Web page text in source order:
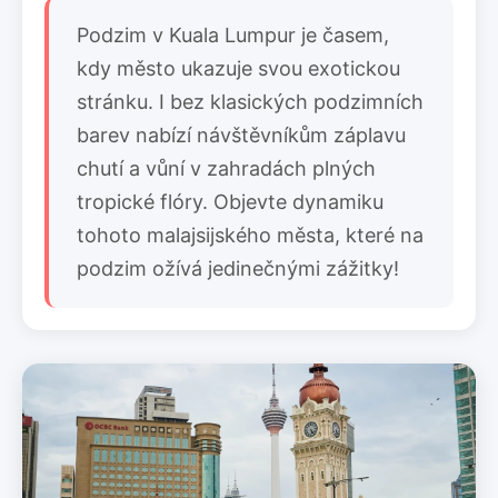
Podzim v Kuala Lumpur je časem,
kdy město ukazuje svou exotickou
stránku. I bez klasických podzimních
barev nabízí návštěvníkům záplavu
chutí a vůní v zahradách plných
tropické flóry. Objevte dynamiku
tohoto malajsijského města, které na
podzim ožívá jedinečnými zážitky!